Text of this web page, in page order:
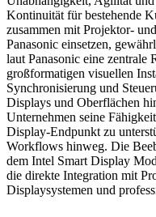
Kontinuität für bestehende
zusammen mit Projektor-
Panasonic einsetzen,
laut Panasonic eine
großformatigen visuellen
Synchronisierung und
Displays und Oberflächen
Unternehmen seine
Display-Endpunkt zu
Workflows hinweg. Die
dem Intel Smart Display
die direkte Integration mit
Displaysystemen und